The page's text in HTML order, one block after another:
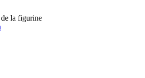
la figurine